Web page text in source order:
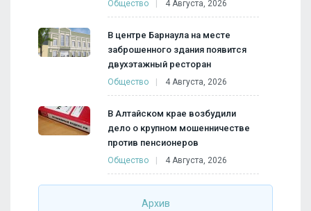
Общество 4 Августа, 2026
В центре Барнаула на месте
заброшенного здания появится
двухэтажный ресторан
Общество 4 Августа, 2026
В Алтайском крае возбудили
дело о крупном мошенничестве
против пенсионеров
Общество 4 Августа, 2026
Архив